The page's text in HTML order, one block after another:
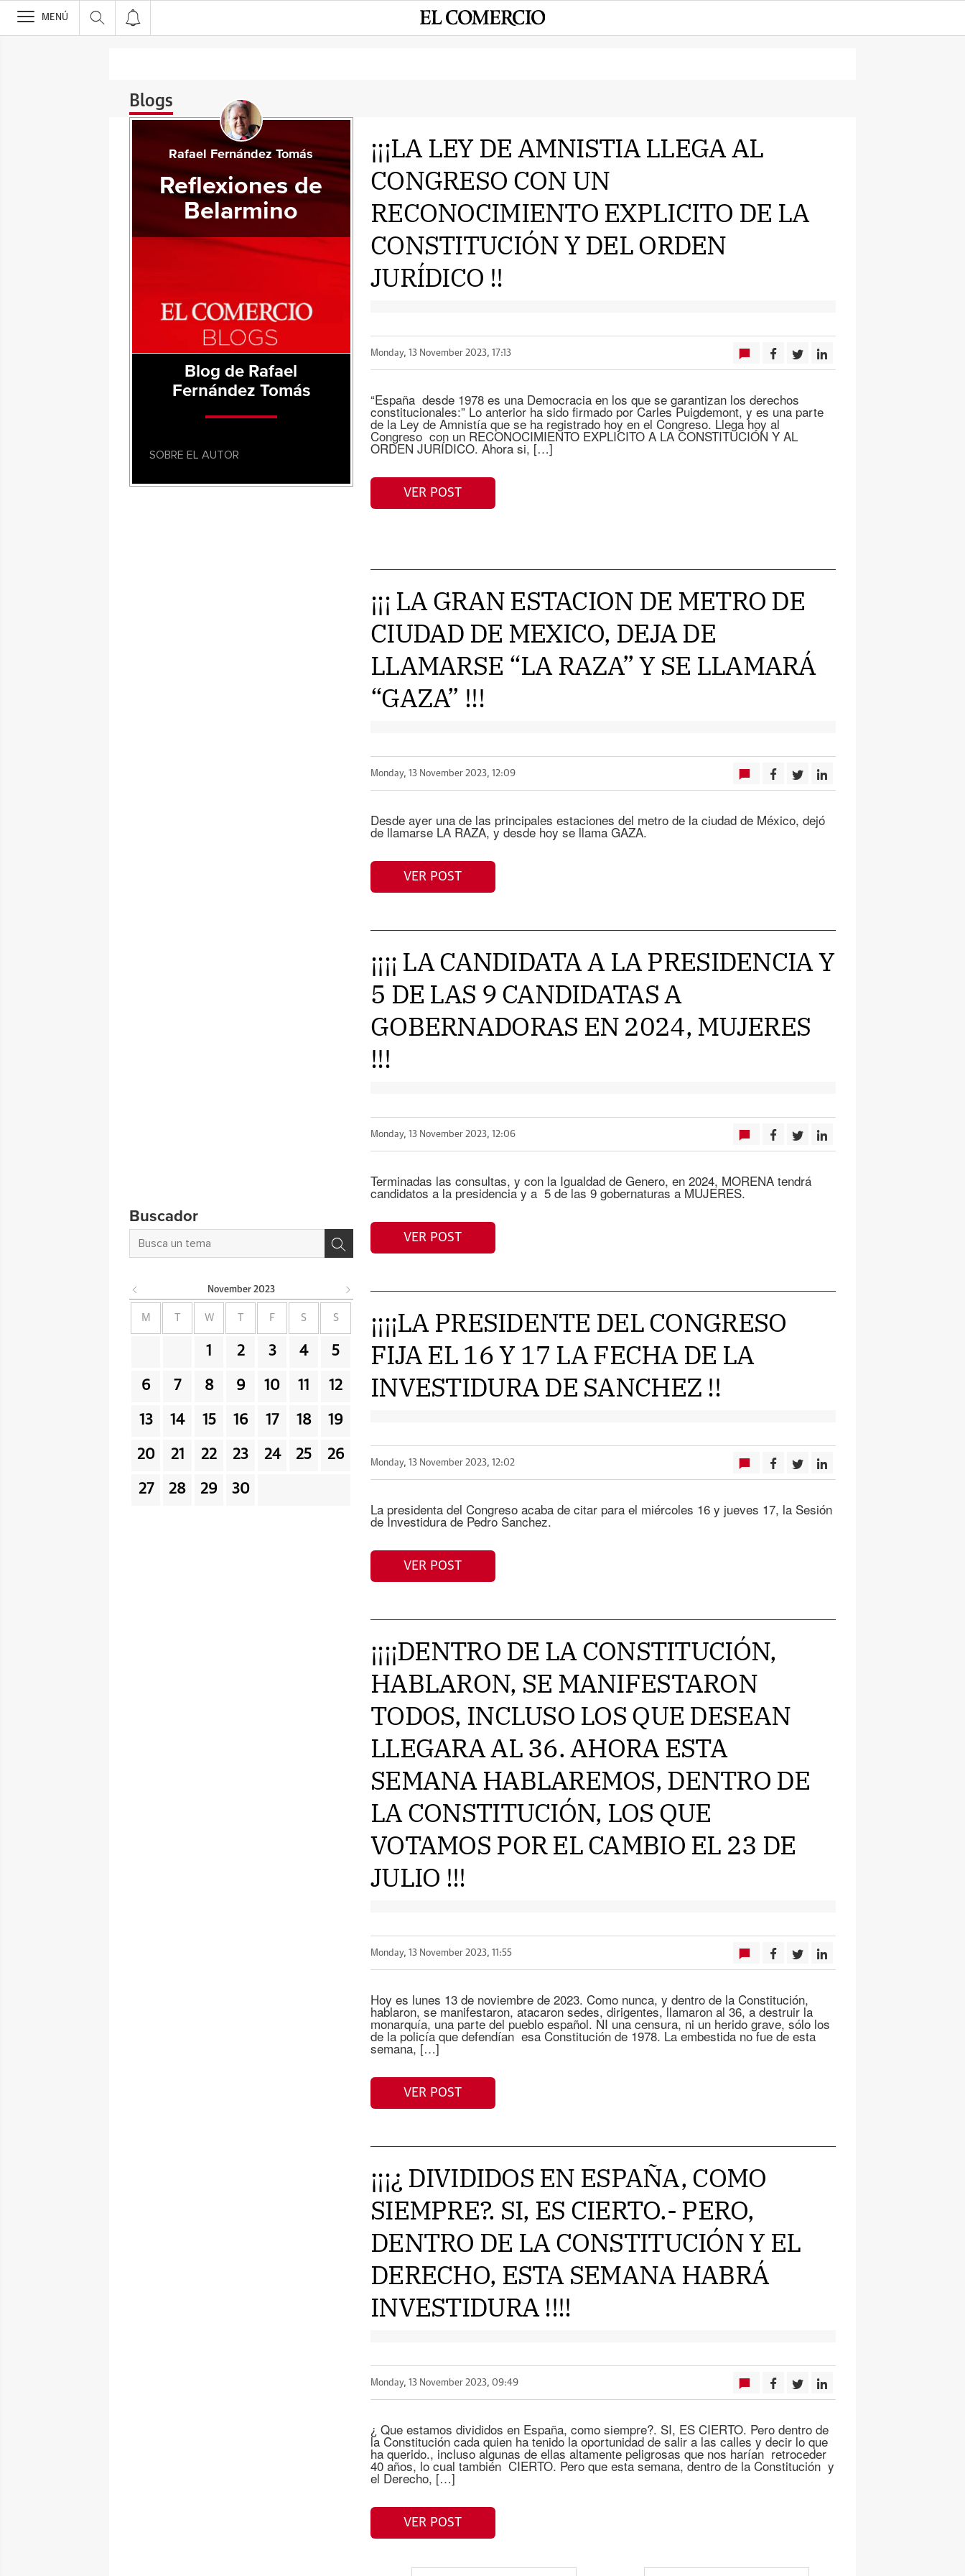
>
MENÚ
Blogs
¡¡¡LA LEY DE AMNISTIA LLEGA AL
CONGRESO CON UN
RECONOCIMIENTO EXPLICITO DE LA
CONSTITUCIÓN Y DEL ORDEN
JURÍDICO !!
Monday, 13 November 2023, 17:13
“España desde 1978 es una Democracia en los que se garantizan los derechos
constitucionales:” Lo anterior ha sido firmado por Carles Puigdemont, y es una parte
de la Ley de Amnistía que se ha registrado hoy en el Congreso. Llega hoy al
Congreso con un RECONOCIMIENTO EXPLICITO A LA CONSTITUCIÓN Y AL
ORDEN JURÍDICO. Ahora si, […]
VER POST
¡¡¡ LA GRAN ESTACION DE METRO DE
CIUDAD DE MEXICO, DEJA DE
LLAMARSE “LA RAZA” Y SE LLAMARÁ
“GAZA” !!!
Monday, 13 November 2023, 12:09
Desde ayer una de las principales estaciones del metro de la ciudad de México, dejó
de llamarse LA RAZA, y desde hoy se llama GAZA.
VER POST
¡¡¡¡ LA CANDIDATA A LA PRESIDENCIA Y
5 DE LAS 9 CANDIDATAS A
GOBERNADORAS EN 2024, MUJERES
!!!
Monday, 13 November 2023, 12:06
Terminadas las consultas, y con la Igualdad de Genero, en 2024, MORENA tendrá
candidatos a la presidencia y a 5 de las 9 gobernaturas a MUJERES.
VER POST
¡¡¡¡LA PRESIDENTE DEL CONGRESO
FIJA EL 16 Y 17 LA FECHA DE LA
INVESTIDURA DE SANCHEZ !!
Monday, 13 November 2023, 12:02
La presidenta del Congreso acaba de citar para el miércoles 16 y jueves 17, la Sesión
de Investidura de Pedro Sanchez.
VER POST
¡¡¡¡DENTRO DE LA CONSTITUCIÓN,
HABLARON, SE MANIFESTARON
TODOS, INCLUSO LOS QUE DESEAN
LLEGARA AL 36. AHORA ESTA
SEMANA HABLAREMOS, DENTRO DE
LA CONSTITUCIÓN, LOS QUE
VOTAMOS POR EL CAMBIO EL 23 DE
JULIO !!!
Monday, 13 November 2023, 11:55
Hoy es lunes 13 de noviembre de 2023. Como nunca, y dentro de la Constitución,
hablaron, se manifestaron, atacaron sedes, dirigentes, llamaron al 36, a destruir la
monarquía, una parte del pueblo español. NI una censura, ni un herido grave, sólo los
de la policía que defendían esa Constitución de 1978. La embestida no fue de esta
semana, […]
VER POST
¡¡¡¿ DIVIDIDOS EN ESPAÑA, COMO
SIEMPRE?. SI, ES CIERTO.- PERO,
DENTRO DE LA CONSTITUCIÓN Y EL
DERECHO, ESTA SEMANA HABRÁ
INVESTIDURA !!!!
Monday, 13 November 2023, 09:49
¿ Que estamos divididos en España, como siempre?. SI, ES CIERTO. Pero dentro de
la Constitución cada quien ha tenido la oportunidad de salir a las calles y decir lo que
ha querido., incluso algunas de ellas altamente peligrosas que nos harían retroceder
40 años, lo cual también CIERTO. Pero que esta semana, dentro de la Constitución y
el Derecho, […]
VER POST
Rafael Fernández Tomás
Reflexiones de
Belarmino
Blog de Rafael
Fernández Tomás
SOBRE EL AUTOR
Buscador
November 2023
M W F S S
1 2 3 4 5
6 7 8 9 10 11 12
13 14 15 16 17 18 19
20 21 22 23 24 25 26
27 28 29 30